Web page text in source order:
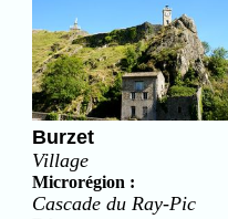
Burzet
Village
Microrégion :
Cascade du Ray-Pic